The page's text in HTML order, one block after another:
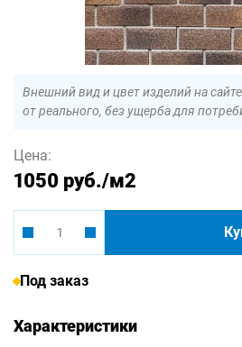
Внешний вид и цвет изделий на
от реального, без ущерба для
Цена:
1050 руб./м2
Под заказ
Характеристики